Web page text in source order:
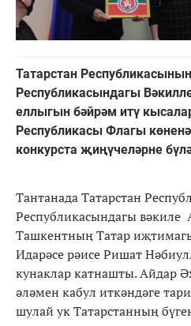
Татарстан
Республикасындагы
еллыгын бәйрәм итү
Республикасы Флагы
конкурста җиңүчеләрне
Тантанада Татарстан
Республикасындагы вәкиле
Ташкентның Татар
Идарәсе рәисе Ришат
кунаклар катнашты. Айдар
әләмен кабул иткәндәге
шулай ук Татарстанның